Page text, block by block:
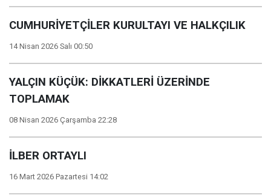
CUMHURİYETÇİLER KURULTAYI VE HALKÇILIK
14 Nisan 2026 Salı 00:50
YALÇIN KÜÇÜK: DİKKATLERİ ÜZERİNDE
TOPLAMAK
08 Nisan 2026 Çarşamba 22:28
İLBER ORTAYLI
16 Mart 2026 Pazartesi 14:02